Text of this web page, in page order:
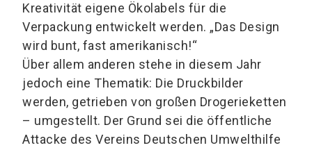
Kreativität eigene Ökolabels für die
Verpackung entwickelt werden. „Das Design
wird bunt, fast amerikanisch!“
Über allem anderen stehe in diesem Jahr
jedoch eine Thematik: Die Druckbilder
werden, getrieben von großen Drogerieketten
– umgestellt. Der Grund sei die öffentliche
Attacke des Vereins Deutschen Umwelthilfe